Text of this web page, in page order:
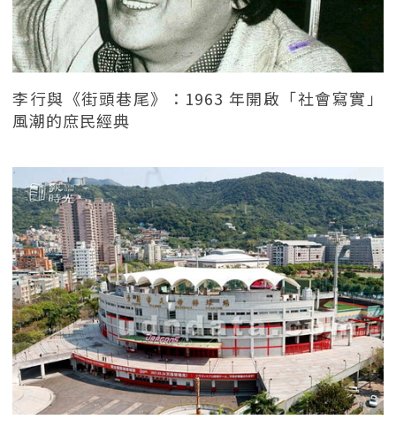
李行與《街頭巷尾》：1963 年開啟「社會寫實」
風潮的庶民經典